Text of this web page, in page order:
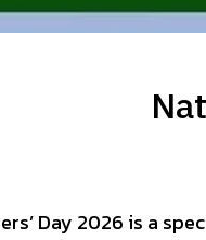
Day 2026 is a